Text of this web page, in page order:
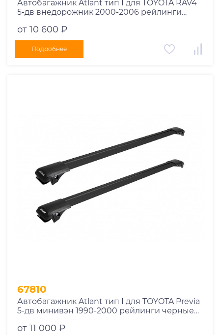
Автобагажник Atlant тип I для TOYOTA RAV4
5-дв внедорожник 2000-2006 рейлинги
от 10 600 ₽
Подробнее
67810
Автобагажник Atlant тип I для TOYOTA Previa
5-дв минивэн 1990-2000 рейлинги черные
от 11 000 ₽